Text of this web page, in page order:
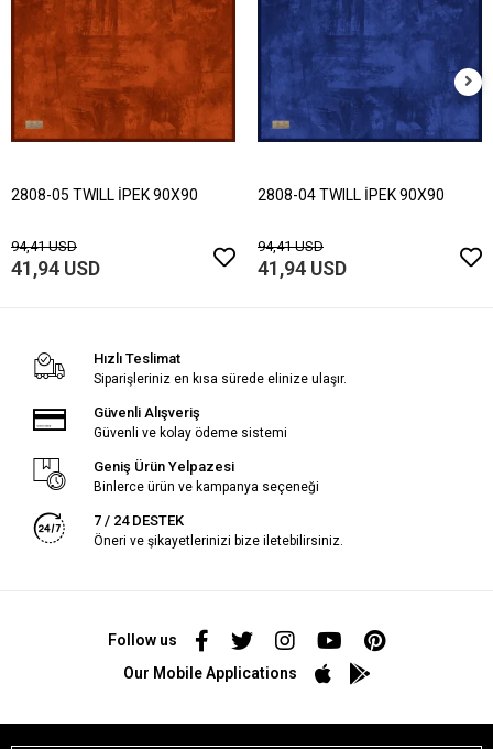
2808-05 TWILL İPEK 90X90
94,41 USD
41,94 USD
2808-04 TWILL İPEK 90X90
94,41 USD
41,94 USD
Hızlı Teslimat
Siparişleriniz en kısa sürede elinize ulaşır.
Güvenli Alışveriş
Güvenli ve kolay ödeme sistemi
Geniş Ürün Yelpazesi
Binlerce ürün ve kampanya seçeneği
7 / 24 DESTEK
Öneri ve şikayetlerinizi bize iletebilirsiniz.
Follow us
Our Mobile Applications